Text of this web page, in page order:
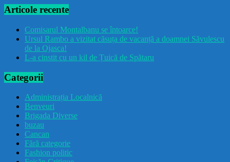
Articole recente
Comisarul Montalbanu se întoarce!
Ursul Rambo a vizitat căsuța de vacanță a doamnei Săvulescu
de la Ojasca!
L-a cinstit cu un kil de Țuică de Spătaru
Categorii
Administrația Localnică
Benveuri
Brigada Diverse
buzau
Cancan
Fără categorie
Fashion politic